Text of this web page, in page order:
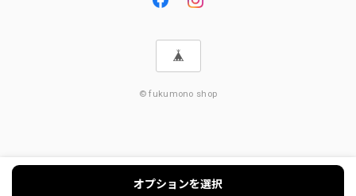
© fukumono shop
オプションを選択